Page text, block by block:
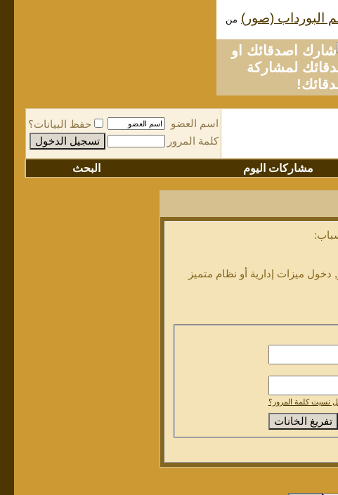
البورداب (صور) من
او
لمشاركة
اسم العضو
حفظ البيانات؟
كلمة المرور
مشاركات اليوم البحث
ميزات إدارية أو نظام متميز
نسيت كلمة المرور؟